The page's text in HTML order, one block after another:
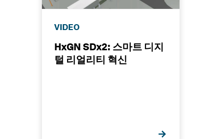
VIDEO
HxGN SDx2: 스마트 디지
털 리얼리티 혁신